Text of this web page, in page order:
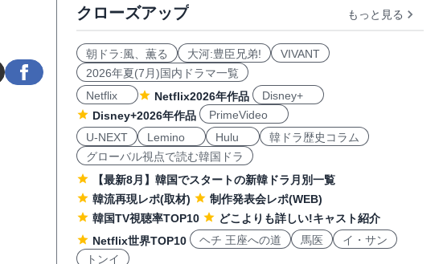
クローズアップ もっと見る
朝ドラ:風、薫る 大河:豊臣兄弟!
VIVANT
2026年夏(7月)国内ドラマ一覧
Netflix
Netflix2026年作品
Disney+
Disney+2026年作品
PrimeVideo
U-NEXT
Lemino Hulu
韓ドラ歴史コラム
グローバル視点で読む韓国ドラ
【最新8月】韓国でスタートの新韓ドラ月別一覧
韓流再現レポ(取材)
制作発表会レポ(WEB)
韓国TV視聴率TOP10
どこよりも詳しい!キャスト紹介
Netflix世界TOP10
ヘチ 王座への道 馬医
イ・サン
トンイ